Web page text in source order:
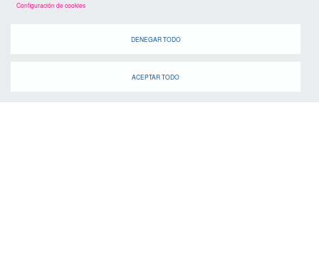
agenda
Configuración de cookies
DENEGAR TODO
ACEPTAR TODO